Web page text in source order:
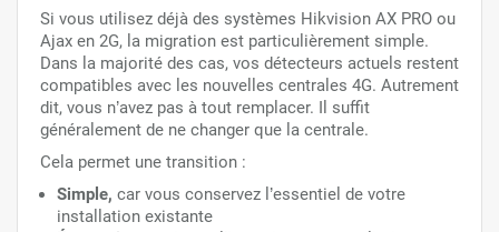
Si vous utilisez déjà des systèmes Hikvision AX PRO ou
Ajax en 2G, la migration est particulièrement simple.
Dans la majorité des cas, vos détecteurs actuels restent
compatibles avec les nouvelles centrales 4G. Autrement
dit, vous n’avez pas à tout remplacer. Il suffit
généralement de ne changer que la centrale.
Cela permet une transition :
Simple, car vous conservez l’essentiel de votre
installation existante